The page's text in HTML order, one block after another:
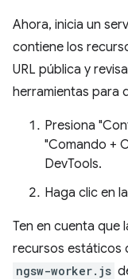
Ahora, inicia un
contiene los
URL pública y
herramientas para
Presiona
"Comando +
DevTools.
Haga clic en
Ten en cuenta que
recursos estáticos
ngsw-worker.js